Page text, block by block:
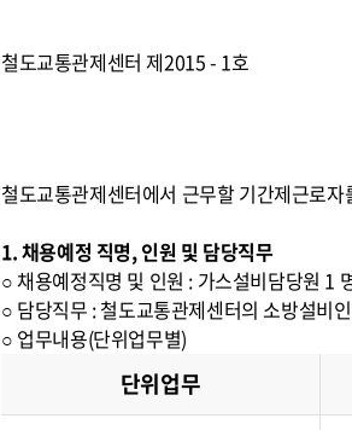
철도교통관제센터 제2015 - 1호
철도교통관제센터에서 근무할 기간제근로
1. 채용예정 직명, 인원 및 담당직무
○ 채용예정직명 및 인원 : 가스설비담당원 1
○ 담당직무 : 철도교통관제센터의 소방설비
○ 업무내용(단위업무별)
단위업무